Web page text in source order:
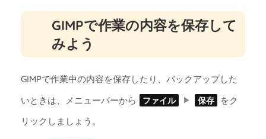
GIMPで作業の内容を保存して
みよう
GIMPで作業中の内容を保存したり、バックアップした
いときは、メニューバーから
ファイル 保存
をク
リックしましょう。